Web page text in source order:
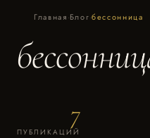
Главная·Блог·бессонница
7
ПУБЛИКАЦИЙ